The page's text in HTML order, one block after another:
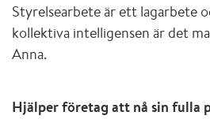
Styrelsearbete är ett lagarbete
kollektiva intelligensen är det
Anna.
Hjälper företag att nå sin fulla